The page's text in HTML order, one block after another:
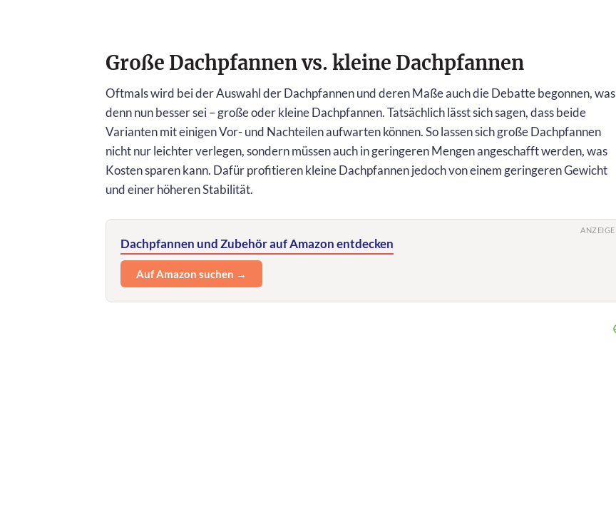
Große Dachpfannen vs. kleine Dachpfannen
Oftmals wird bei der Auswahl der Dachpfannen und deren Maße auch die Debatte begonnen, was
denn nun besser sei – große oder kleine Dachpfannen. Tatsächlich lässt sich sagen, dass beide
Varianten mit einigen Vor- und Nachteilen aufwarten können. So lassen sich große Dachpfannen
nicht nur leichter verlegen, sondern müssen auch in geringeren Mengen angeschafft werden, was
Kosten sparen kann. Dafür profitieren kleine Dachpfannen jedoch von einem geringeren Gewicht
und einer höheren Stabilität.
ANZEIGE
Dachpfannen und Zubehör auf Amazon entdecken
Auf Amazon suchen →